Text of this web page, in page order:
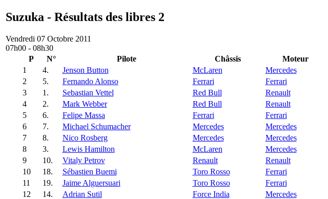
Suzuka - Résultats des libres 2
Vendredi 07 Octobre 2011
07h00 - 08h30
P
N° Pilote Châssis Moteur
1
4. Jenson Button McLaren Mercedes
2
5. Fernando Alonso Ferrari Ferrari
3
1. Sebastian Vettel Red Bull Renault
4
2. Mark Webber Red Bull Renault
5
6. Felipe Massa Ferrari Ferrari
6
7. Michael Schumacher Mercedes Mercedes
7
8. Nico Rosberg Mercedes Mercedes
8
3. Lewis Hamilton McLaren Mercedes
9
10. Vitaly Petrov Renault Renault
10
18. Sébastien Buemi Toro Rosso Ferrari
11
19. Jaime Alguersuari Toro Rosso Ferrari
12
14. Adrian Sutil Force India Mercedes